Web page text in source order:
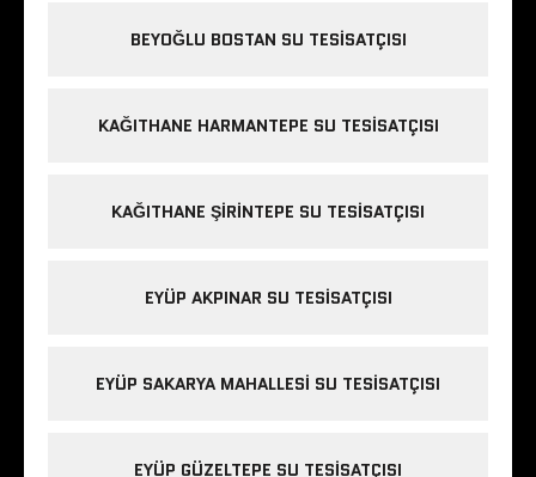
BEYOĞLU BOSTAN SU TESISATÇISI
KAĞITHANE HARMANTEPE SU TESISATÇISI
KAĞITHANE ŞIRINTEPE SU TESISATÇISI
EYÜP AKPINAR SU TESISATÇISI
EYÜP SAKARYA MAHALLESI SU TESISATÇISI
EYÜP GÜZELTEPE SU TESISATÇISI